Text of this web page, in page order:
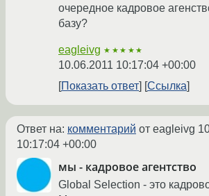
очередное кадровое
базу?
eagleivg ★★★★★
10.06.2011 10:17:04 +00:00
Показать ответ
Ссылка
Ответ на: комментарий от eagleivg
10:17:04 +00:00
мы - кадровое агентство
Global Selection - это